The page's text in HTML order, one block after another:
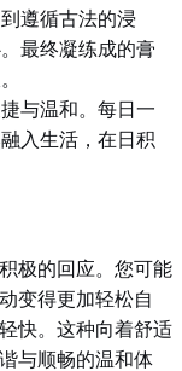
遵循古法的浸
最终凝练成的膏
与温和。每日一
入生活，在日积
极的回应。您可能
变得更加轻松自
快。这种向着舒适
与顺畅的温和体